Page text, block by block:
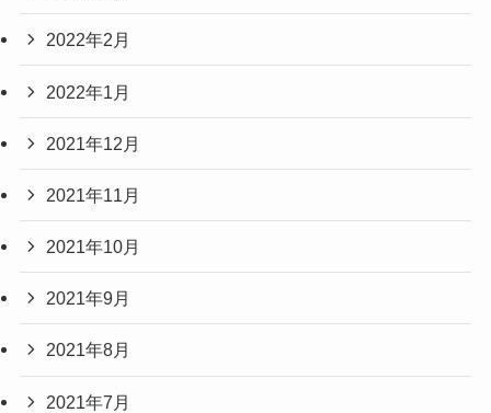
2022年2月
2022年1月
2021年12月
2021年11月
2021年10月
2021年9月
2021年8月
2021年7月